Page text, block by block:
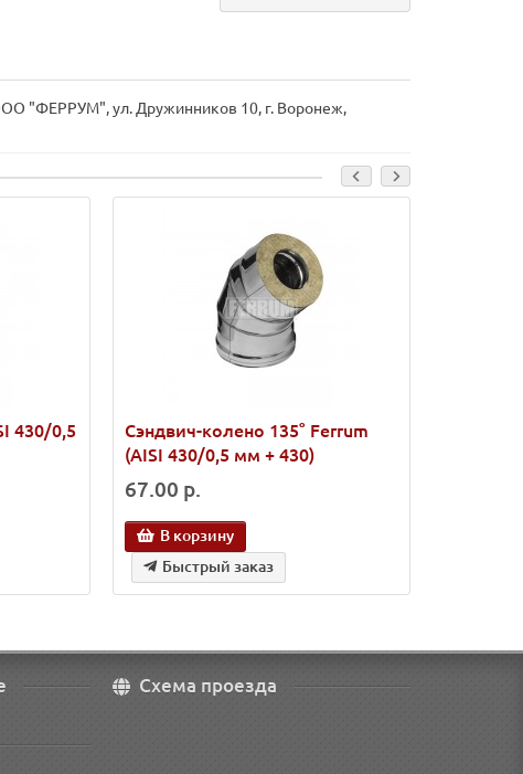
"ФЕРРУМ", ул. Дружинников 10, г. Воронеж,
430/0,5
Сэндвич-колено 135° Ferrum
(AISI 430/0,5 мм + 430)
67.00 р.
В корзину
Быстрый заказ
Схема проезда